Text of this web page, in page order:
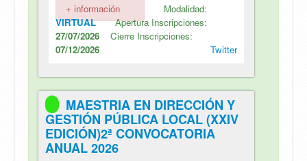
+ información
Modalidad:
VIRTUALApertura Inscripciones:
27/07/2026Cierre Inscripciones:
07/12/2026
Twitter
MAESTRIA EN DIRECCIÓN Y
GESTIÓN PÚBLICA LOCAL (XXIV
EDICIÓN)2ª CONVOCATORIA
ANUAL 2026